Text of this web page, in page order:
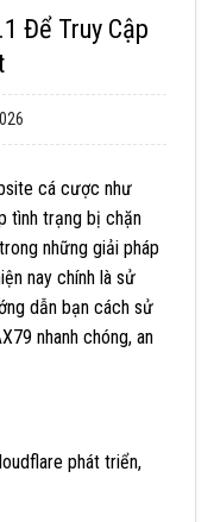
Để Truy Cập
cá cược như
tình trạng bị chặn
những giải pháp
nay chính là sử
dẫn bạn cách sử
nhanh chóng, an
phát triển,